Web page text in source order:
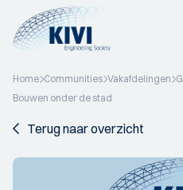
Home Communities Vakafdelingen
Bouwen onder de stad
Terug naar overzicht